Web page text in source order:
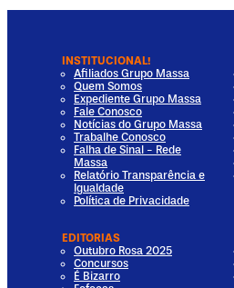
INSTITUCIONAL!
Afiliados Grupo Massa
Quem Somos
Expediente Grupo Massa
Fale Conosco
Notícias do Grupo Massa
Trabalhe Conosco
Falha de Sinal - Rede
Massa
Relatório Transparência e
Igualdade
Política de Privacidade
EDITORIAS
Outubro Rosa 2025
Concursos
É Bizarro